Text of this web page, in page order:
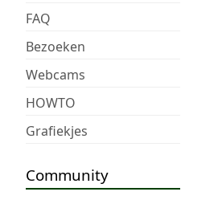
FAQ
Bezoeken
Webcams
HOWTO
Grafiekjes
Community